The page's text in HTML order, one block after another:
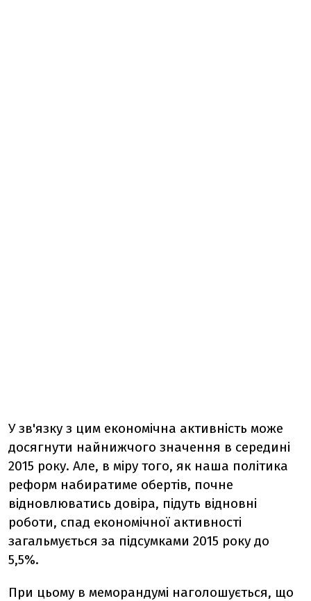
У зв'язку з цим економічна активність може
досягнути найнижчого значення в середині
2015 року. Але, в міру того, як наша політика
реформ набиратиме обертів, почне
відновлюватись довіра, підуть відновні
роботи, спад економічної активності
загальмується за підсумками 2015 року до
5,5%.
При цьому в меморандумі наголошується, що